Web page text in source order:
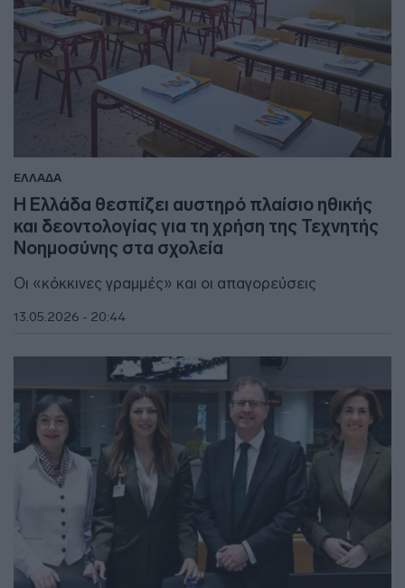
ΕΛΛΑΔΑ
Η Ελλάδα θεσπίζει αυστηρό πλαίσιο ηθικής
και δεοντολογίας για τη χρήση της Τεχνητής
Νοημοσύνης στα σχολεία
Οι «κόκκινες γραμμές» και οι απαγορεύσεις
13.05.2026 - 20:44